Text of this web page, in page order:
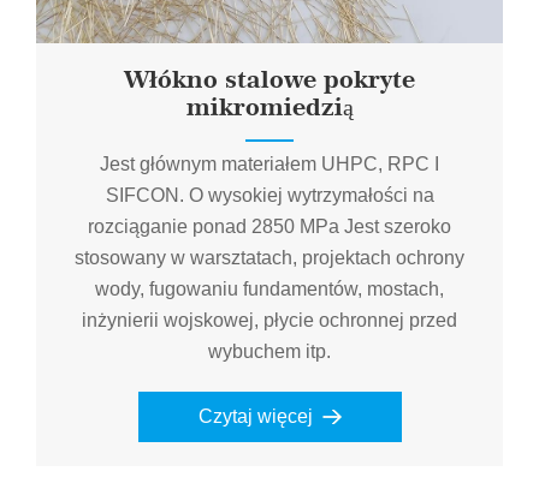
Włókno stalowe pokryte
mikromiedzią
Jest głównym materiałem UHPC, RPC I
SIFCON. O wysokiej wytrzymałości na
rozciąganie ponad 2850 MPa Jest szeroko
stosowany w warsztatach, projektach ochrony
wody, fugowaniu fundamentów, mostach,
inżynierii wojskowej, płycie ochronnej przed
wybuchem itp.
Czytaj więcej